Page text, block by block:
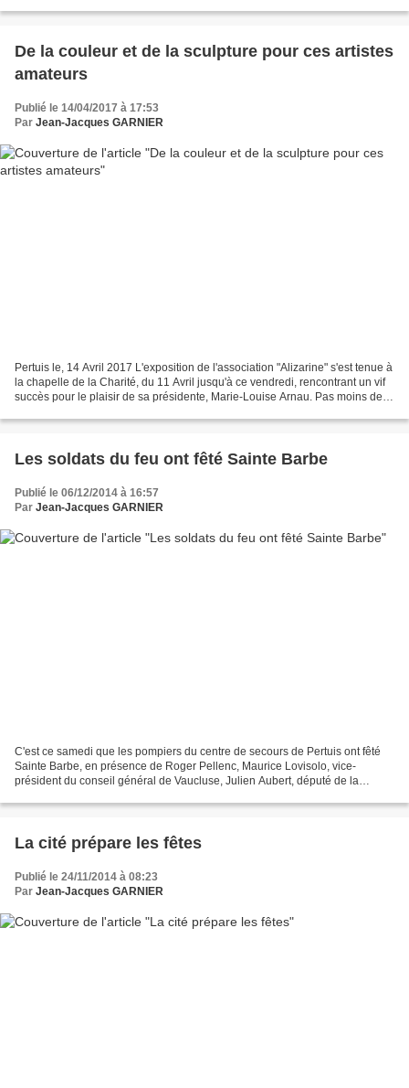
De la couleur et de la sculpture pour ces artistes
amateurs
Publié le 14/04/2017 à 17:53
Par Jean-Jacques GARNIER
Pertuis le, 14 Avril 2017 L'exposition de l'association "Alizarine" s'est tenue à
la chapelle de la Charité, du 11 Avril jusqu'à ce vendredi, rencontrant un vif
succès pour le plaisir de sa présidente, Marie-Louise Arnau. Pas moins de
Les soldats du feu ont fêté Sainte Barbe
Publié le 06/12/2014 à 16:57
Par Jean-Jacques GARNIER
C'est ce samedi que les pompiers du centre de secours de Pertuis ont fêté
Sainte Barbe, en présence de Roger Pellenc, Maurice Lovisolo, vice-
président du conseil général de Vaucluse, Julien Aubert, député de la
La cité prépare les fêtes
Publié le 24/11/2014 à 08:23
Par Jean-Jacques GARNIER